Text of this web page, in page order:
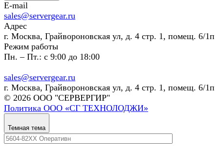
E-mail
sales@servergear.ru
Адрес
г. Москва, Грайвороновская ул, д. 4 стр. 1, помещ. 6/1п
Режим работы
Пн. – Пт.: с 9:00 до 18:00
sales@servergear.ru
г. Москва, Грайвороновская ул, д. 4 стр. 1, помещ. 6/1п
© 2026 ООО "СЕРВЕРГИР"
Политика ООО «СГ ТЕХНОЛОДЖИ»
Темная тема